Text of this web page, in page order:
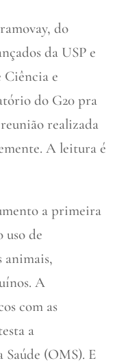
do
da USP e
e
do G20 pra
realizada
A leitura é
a primeira
uso de
animais,
A
com as
a
(OMS). E